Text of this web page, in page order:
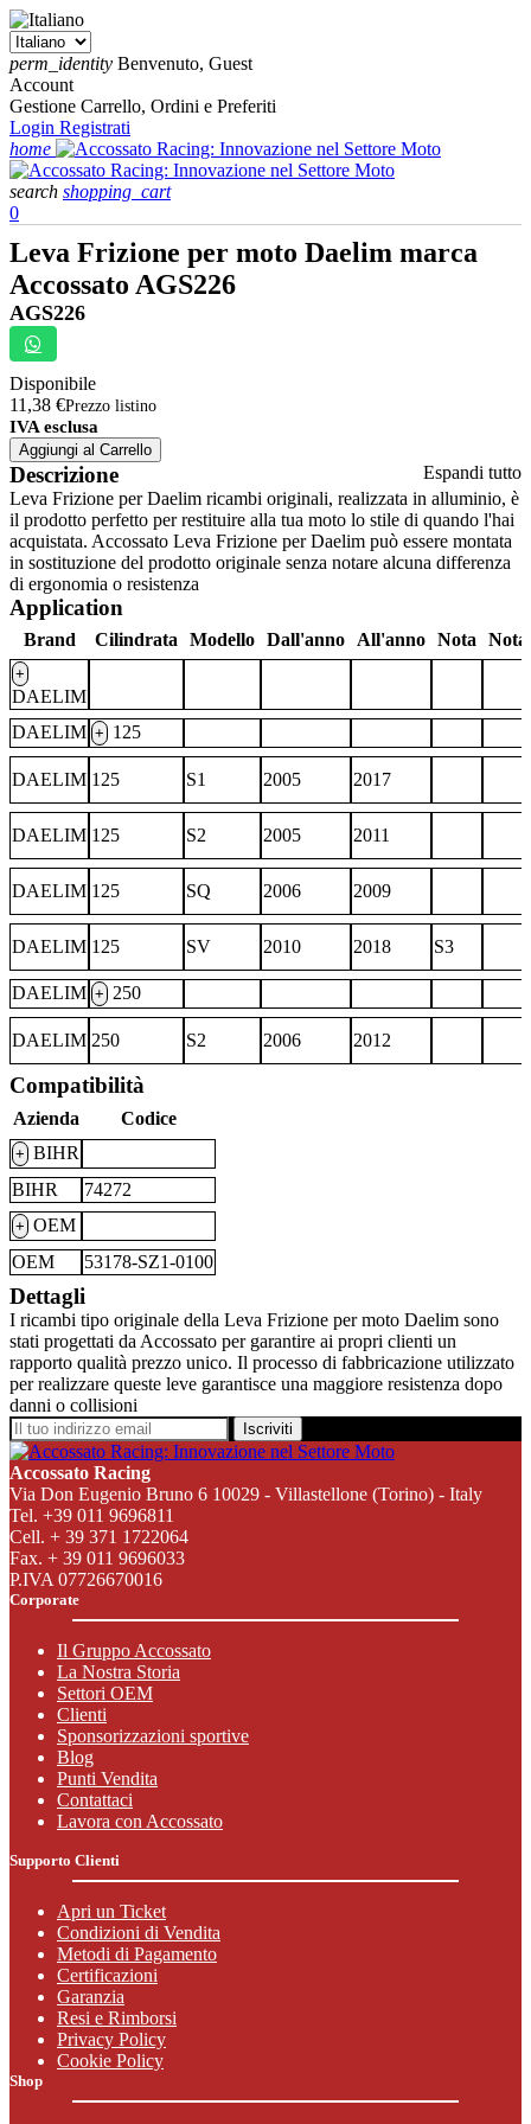
perm_identity Benvenuto, Guest
Account
Gestione Carrello, Ordini e Preferiti
Login Registrati
home
search shopping_cart
0
Leva Frizione per moto Daelim marca
Accossato AGS226
AGS226
Disponibile
11,38 €Prezzo listino
IVA esclusa
Aggiungi al Carrello
Espandi tutto
Descrizione
Leva Frizione per Daelim ricambi originali, realizzata in alluminio, è
il prodotto perfetto per restituire alla tua moto lo stile di quando l'hai
acquistata. Accossato Leva Frizione per Daelim può essere montata
in sostituzione del prodotto originale senza notare alcuna differenza
di ergonomia o resistenza
Application
Brand Cilindrata Modello Dall'anno All'anno Nota Nota
+
DAELIM
DAELIM + 125
DAELIM 125 S1 2005 2017
DAELIM 125 S2 2005 2011
DAELIM 125 SQ 2006 2009
DAELIM 125 SV 2010 2018 S3
DAELIM + 250
DAELIM 250 S2 2006 2012
Compatibilità
Azienda Codice
+ BIHR
BIHR
74272
+ OEM
OEM
53178-SZ1-0100
Dettagli
I ricambi tipo originale della Leva Frizione per moto Daelim sono
stati progettati da Accossato per garantire ai propri clienti un
rapporto qualità prezzo unico. Il processo di fabbricazione utilizzato
per realizzare queste leve garantisce una maggiore resistenza dopo
danni o collisioni
Iscriviti
Accossato Racing
Via Don Eugenio Bruno 6 10029 - Villastellone (Torino) - Italy
Tel. +39 011 9696811
Cell. + 39 371 1722064
Fax. + 39 011 9696033
P.IVA 07726670016
Corporate
Il Gruppo Accossato
La Nostra Storia
Settori OEM
Clienti
Sponsorizzazioni sportive
Blog
Punti Vendita
Contattaci
Lavora con Accossato
Supporto Clienti
Apri un Ticket
Condizioni di Vendita
Metodi di Pagamento
Certificazioni
Garanzia
Resi e Rimborsi
Privacy Policy
Cookie Policy
Shop